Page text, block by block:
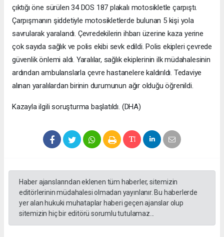
çıktığı öne sürülen 34 DOS 187 plakalı motosikletle çarpıştı.
Çarpışmanın şiddetiyle motosikletlerde bulunan 5 kişi yola
savrularak yaralandı. Çevredekilerin ihbarı üzerine kaza yerine
çok sayıda sağlık ve polis ekibi sevk edildi. Polis ekipleri çevrede
güvenlik önlemi aldı. Yaralılar, sağlık ekiplerinin ilk müdahalesinin
ardından ambulanslarla çevre hastanelere kaldırıldı. Tedaviye
alınan yaralılardan birinin durumunun ağır olduğu öğrenildi.
Kazayla ilgili soruşturma başlatıldı. (DHA)
Haber ajanslarından eklenen tüm haberler, sitemizin
editörlerinin müdahalesi olmadan yayınlanır. Bu haberlerde
yer alan hukuki muhataplar haberi geçen ajanslar olup
sitemizin hiç bir editörü sorumlu tutulamaz...